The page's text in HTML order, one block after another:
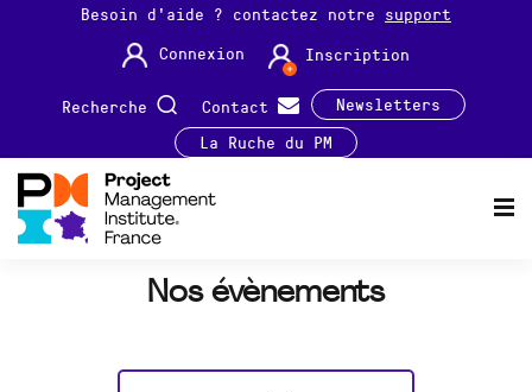
Besoin d'aide ? contactez notre support
Connexion
Inscription
Recherche Contact
Newsletters
La Ruche du PM
Nos évènements